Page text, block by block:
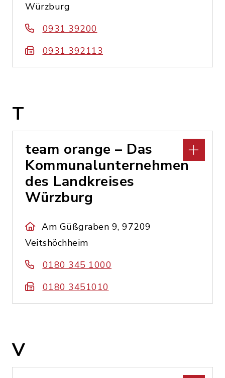
Würzburg
0931 39200
0931 392113
T
team orange – Das
Kommunalunternehmen
des Landkreises
Würzburg
Am Güßgraben 9, 97209
Veitshöchheim
0180 345 1000
0180 3451010
V